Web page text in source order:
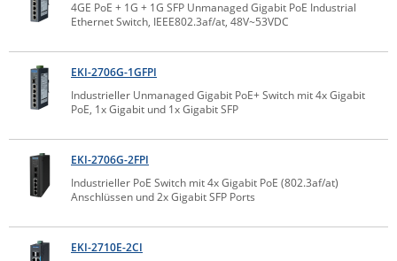
Energiemessung
Energieverteilung
Datenlogger
Remote I/O
IPC, Industrielle Netzwerktechnik & WLAN
Industrielle Netzwerktechnik / Kommunikation
Industrielle Computer
IT Netzwerktechnik / Kommunikation
Sonstige
Comet System
CompleTech
Contemporary Controls
Digi
Eaton
Elsys
Enginko - mcf88
Gefen
4GE PoE + 1G + 1G SFP Unmanaged Gigabit PoE Industrial
Ethernet Switch, IEEE802.3af/at, 48V~53VDC
EKI-2706G-1GFPI
Industrieller Unmanaged Gigabit PoE+ Switch mit 4x Gigabit
PoE, 1x Gigabit und 1x Gigabit SFP
EKI-2706G-2FPI
Industrieller PoE Switch mit 4x Gigabit PoE (802.3af/at)
Anschlüssen und 2x Gigabit SFP Ports
EKI-2710E-2CI